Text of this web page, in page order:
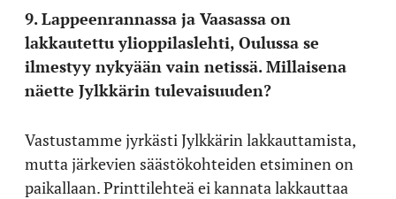
9. Lappeenrannassa ja Vaasassa on
lakkautettu ylioppilaslehti, Oulussa se
ilmestyy nykyään vain netissä. Millaisena
näette Jylkkärin tulevaisuuden?
Vastustamme jyrkästi Jylkkärin lakkauttamista,
mutta järkevien säästökohteiden etsiminen on
paikallaan. Printtilehteä ei kannata lakkauttaa